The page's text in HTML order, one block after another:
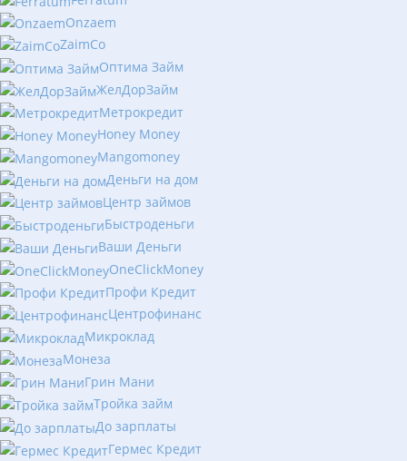
Onzaem
ZaimCo
Оптима Займ
ЖелДорЗайм
Метрокредит
Honey Money
Mangomoney
Деньги на дом
Центр займов
Быстроденьги
Ваши Деньги
OneClickMoney
Профи Кредит
Центрофинанс
Микроклад
Монеза
Грин Мани
Тройка займ
До зарплаты
Гермес Кредит